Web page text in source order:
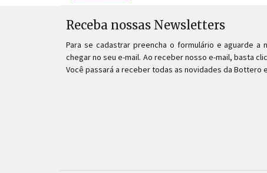
Receba nossas Newsletters
Para se cadastrar preencha o formulário e aguarde a
chegar no seu e-mail. Ao receber nosso e-mail, basta
Você passará a receber todas as novidades da Bottero